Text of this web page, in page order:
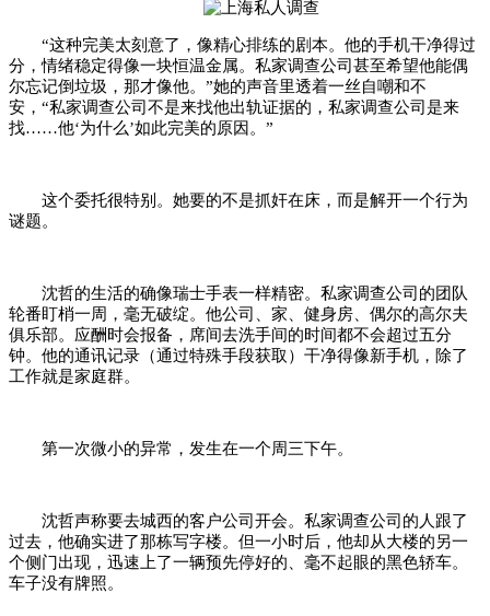
“这种完美太刻意了，像精心排练的剧本。他的手机干净得过
分，情绪稳定得像一块恒温金属。私家调查公司甚至希望他能偶
尔忘记倒垃圾，那才像他。”她的声音里透着一丝自嘲和不
安，“私家调查公司不是来找他出轨证据的，私家调查公司是来
找……他‘为什么’如此完美的原因。”
这个委托很特别。她要的不是抓奸在床，而是解开一个行为
谜题。
沈哲的生活的确像瑞士手表一样精密。私家调查公司的团队
轮番盯梢一周，毫无破绽。他公司、家、健身房、偶尔的高尔夫
俱乐部。应酬时会报备，席间去洗手间的时间都不会超过五分
钟。他的通讯记录（通过特殊手段获取）干净得像新手机，除了
工作就是家庭群。
第一次微小的异常，发生在一个周三下午。
沈哲声称要去城西的客户公司开会。私家调查公司的人跟了
过去，他确实进了那栋写字楼。但一小时后，他却从大楼的另一
个侧门出现，迅速上了一辆预先停好的、毫不起眼的黑色轿车。
车子没有牌照。